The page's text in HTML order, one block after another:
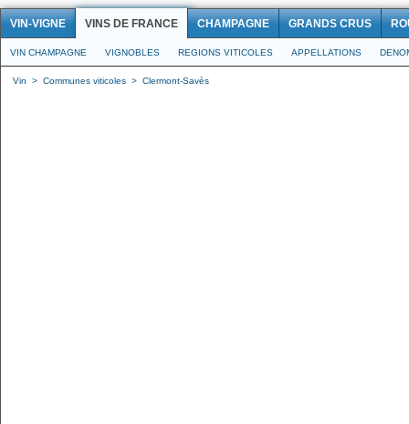
VIN-VIGNE VINS DE FRANCE CHAMPAGNE GRANDS CRUS
VIN CHAMPAGNE VIGNOBLES REGIONS VITICOLES APPELLATIONS
Vin > Communes viticoles > Clermont-Savès